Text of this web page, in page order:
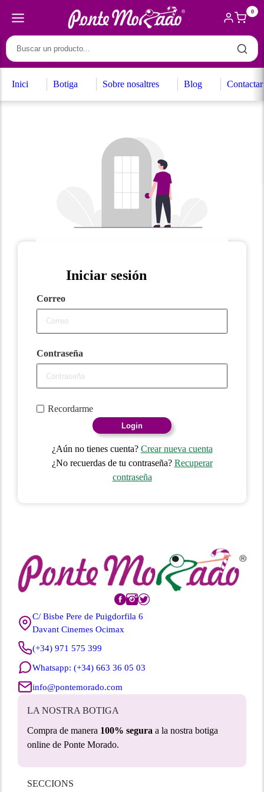
0
Inici Botiga Sobre nosaltres Blog Contactar
Iniciar sesión
Correo
Contraseña
Recordarme
Login
¿Aún no tienes cuenta? Crear nueva cuenta
¿No recuerdas de tu contraseña? Recuperar
contraseña
C/ Bisbe Pere de Puigdorfila 6
Davant Cinemes Ocimax
(+34) 971 575 399
Whatsapp: (+34) 663 36 05 03
info@pontemorado.com
LA NOSTRA BOTIGA
Compra de manera 100% segura a la nostra botiga
online de Ponte Morado.
SECCIONS